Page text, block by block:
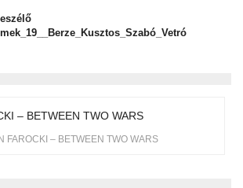
FAROCKI – BETWEEN TWO WARS